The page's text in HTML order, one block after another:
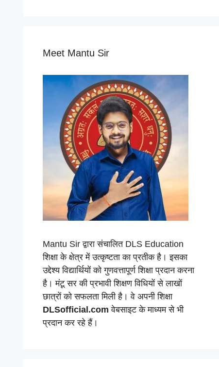
Meet Mantu Sir
Mantu Sir द्वारा संचालित DLS Education
शिक्षा के क्षेत्र में उत्कृष्टता का प्रतीक है। इसका
उद्देश्य विद्यार्थियों को गुणवत्तापूर्ण शिक्षा प्रदान करना
है। मंटू सर की प्रभावी शिक्षण विधियों से लाखों
छात्रों को सफलता मिली है। वे अपनी शिक्षा
DLSofficial.com वेबसाइट के माध्यम से भी
प्रदान कर रहे हैं।